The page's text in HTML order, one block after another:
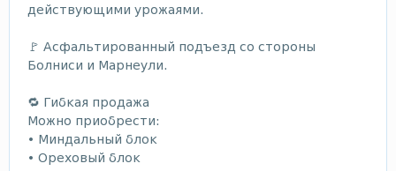
действующими урожаями.
🚩 Асфальтированный подъезд со стороны
Болниси и Марнеули.
🔁 Гибкая продажа
Можно приобрести:
• Миндальный блок
• Ореховый блок